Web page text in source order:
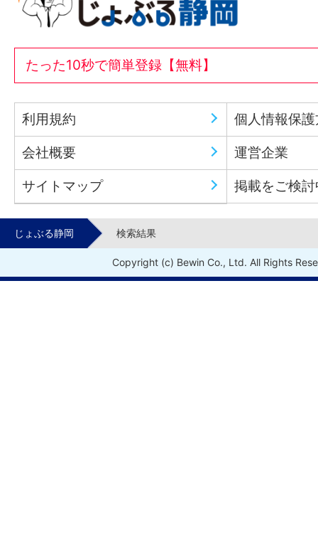
たった10秒で簡単登録【無料】
利用規約 個人情報保
会社概要 運営企業
サイトマップ 掲載をご検
じょぶる静岡 検索結果
Copyright (c) Bewin Co., Ltd. All Rights